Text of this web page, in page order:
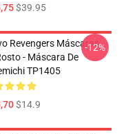
$39.95
Revengers Máscaras
- Máscara De
TP1405
$14.9
-12%